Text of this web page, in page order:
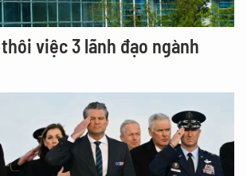
việc 3 lãnh đạo ngành